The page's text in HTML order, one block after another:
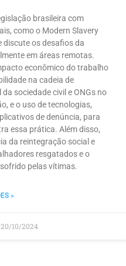
brasileira com
como o Modern Slavery
discute os desafios da
em áreas remotas.
econômico do trabalho
na cadeia de
sociedade civil e ONGs no
e o uso de tecnologias,
de denúncia, para
essa prática. Além disso,
da reintegração social e
resgatados e o
pelas vítimas.
»
20/10/2024